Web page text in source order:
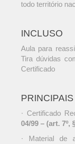
todo território
INCLUSO
Aula para
Tira dúvidas
Certificado
· Certificado
04/99 – (art. 7º,
· Material de